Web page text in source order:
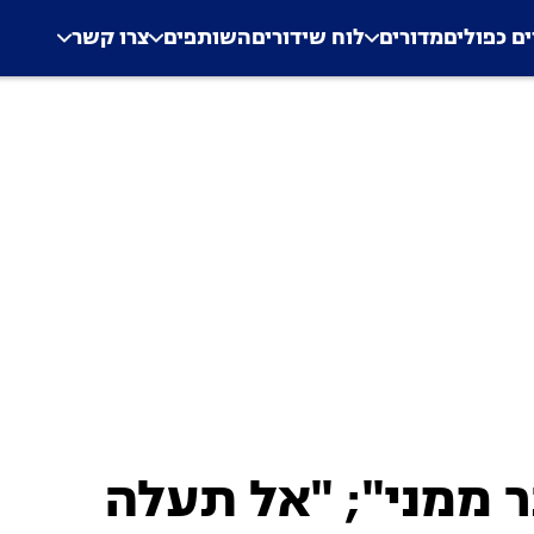
Application error: a
. כפוליםמדורים לוח שידוריםהשותפים צרו קשר
ממני"; "אל תעלה